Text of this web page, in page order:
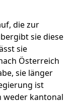
die zur
sie diese
sie
Österreich
sie länger
ist
weder kantonal